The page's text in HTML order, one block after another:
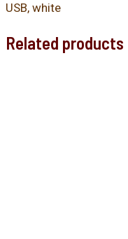
USB, white
Related products